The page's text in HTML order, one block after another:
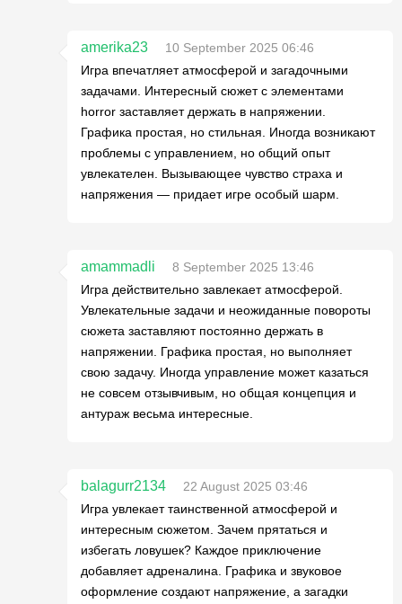
amerika23
10 September 2025 06:46
Игра впечатляет атмосферой и загадочными
задачами. Интересный сюжет с элементами
horror заставляет держать в напряжении.
Графика простая, но стильная. Иногда возникают
проблемы с управлением, но общий опыт
увлекателен. Вызывающее чувство страха и
напряжения — придает игре особый шарм.
amammadli
8 September 2025 13:46
Игра действительно завлекает атмосферой.
Увлекательные задачи и неожиданные повороты
сюжета заставляют постоянно держать в
напряжении. Графика простая, но выполняет
свою задачу. Иногда управление может казаться
не совсем отзывчивым, но общая концепция и
антураж весьма интересные.
balagurr2134
22 August 2025 03:46
Игра увлекает таинственной атмосферой и
интересным сюжетом. Зачем прятаться и
избегать ловушек? Каждое приключение
добавляет адреналина. Графика и звуковое
оформление создают напряжение, а загадки